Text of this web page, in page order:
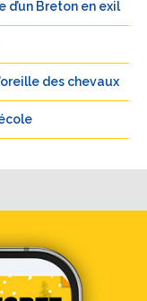
Breton en exil
des chevaux